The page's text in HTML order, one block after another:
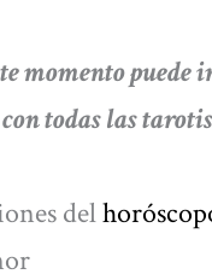
momento
todas las
del